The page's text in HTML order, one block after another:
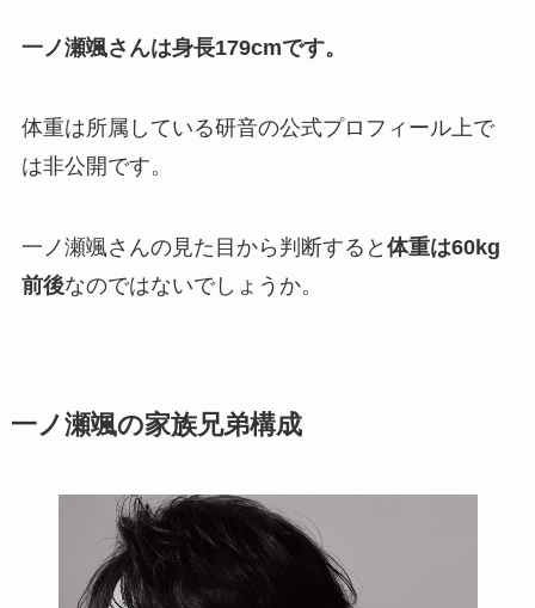
一ノ瀬颯さんは身長179cmです。
体重は所属している研音の公式プロフィール上で
は非公開です。
一ノ瀬颯さんの見た目から判断すると 体重は60kg
前後なのではないでしょうか。
一ノ瀬颯の家族兄弟構成